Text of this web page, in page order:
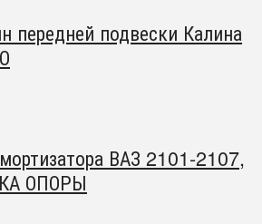
передней подвески Калина
ВАЗ 2101-2107,
ОПОРЫ